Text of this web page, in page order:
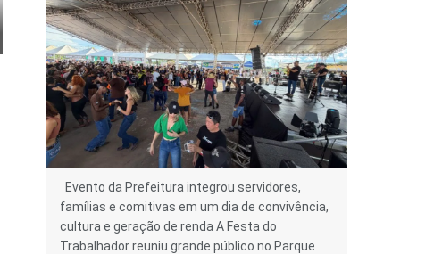
Evento da Prefeitura integrou servidores,
famílias e comitivas em um dia de convivência,
cultura e geração de renda A Festa do
Trabalhador reuniu grande público no Parque